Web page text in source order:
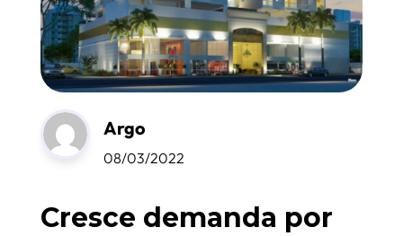
Argo
08/03/2022
Cresce demanda por